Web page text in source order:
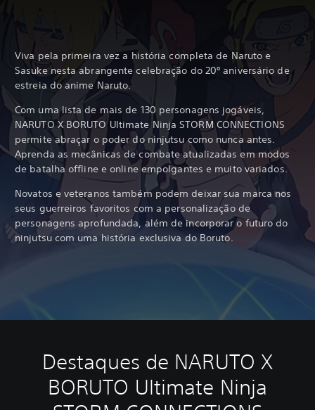
Viva pela primeira vez a história completa de Naruto e
Sasuke nesta abrangente celebração do 20º aniversário de
estreia do anime Naruto.
Com uma lista de mais de 130 personagens jogáveis,
NARUTO X BORUTO Ultimate Ninja STORM CONNECTIONS
permite abraçar o poder do ninjutsu como nunca antes.
Aprenda as mecânicas de combate atualizadas em modos
de batalha offline e online empolgantes e muito variados.
Novatos e veteranos também podem deixar sua marca nos
seus guerreiros favoritos com a personalização de
personagens aprofundada, além de incorporar o futuro do
ninjutsu com uma história exclusiva do Boruto.
Destaques de NARUTO X
BORUTO Ultimate Ninja